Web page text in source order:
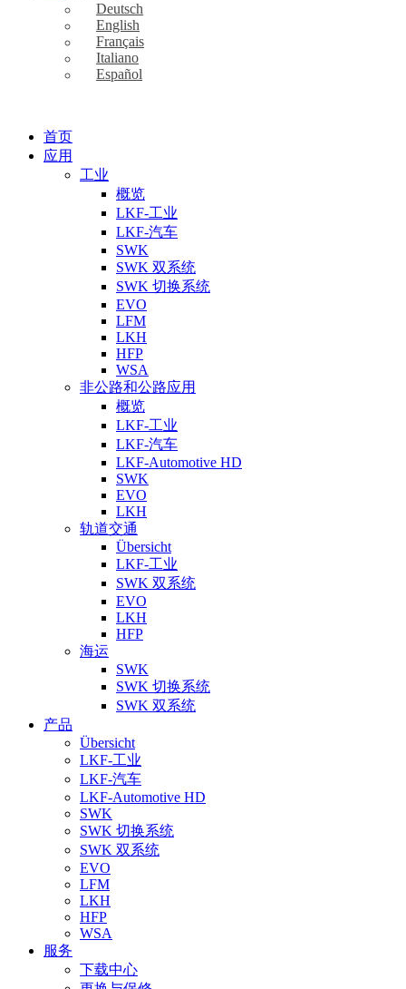
Deutsch
English
Français
Italiano
Español
首页
应用
工业
概览
LKF-工业
LKF-汽车
SWK
SWK 双系统
SWK 切换系统
EVO
LFM
LKH
HFP
WSA
非公路和公路应用
概览
LKF-工业
LKF-汽车
LKF-Automotive HD
SWK
EVO
LKH
轨道交通
Übersicht
LKF-工业
SWK 双系统
EVO
LKH
HFP
海运
SWK
SWK 切换系统
SWK 双系统
产品
Übersicht
LKF-工业
LKF-汽车
LKF-Automotive HD
SWK
SWK 切换系统
SWK 双系统
EVO
LFM
LKH
HFP
WSA
服务
下载中心